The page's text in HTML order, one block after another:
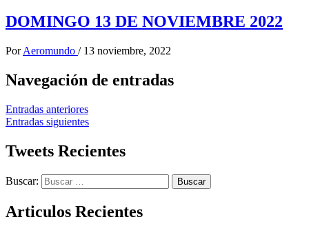
DOMINGO 13 DE NOVIEMBRE 2022
Por Aeromundo / 13 noviembre, 2022
Navegación de entradas
Entradas anteriores
Entradas siguientes
Tweets Recientes
Buscar:
Articulos Recientes